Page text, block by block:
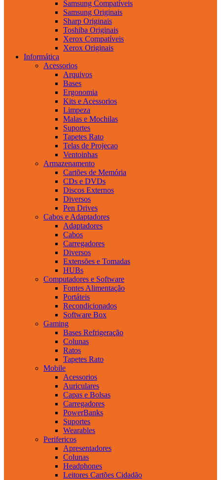
Samsung Compatíveis
Samsung Originais
Sharp Originais
Toshiba Originais
Xerox Compatíveis
Xerox Originais
Informática
Acessorios
Arquivos
Bases
Ergonomia
Kits e Acessorios
Limpeza
Malas e Mochilas
Suportes
Tapetes Rato
Telas de Projecao
Ventoinhas
Armazenamento
Cartões de Memória
CDs e DVDs
Discos Externos
Diversos
Pen Drives
Cabos e Adaptadores
Adaptadores
Cabos
Carregadores
Diversos
Extensões e Tomadas
HUBs
Computadores e Software
Fontes Alimentação
Portáteis
Recondicionados
Software Box
Gaming
Bases Refrigeração
Colunas
Ratos
Tapetes Rato
Mobile
Acessorios
Auriculares
Capas e Bolsas
Carregadores
PowerBanks
Suportes
Wearables
Perifericos
Apresentadores
Colunas
Headphones
Leitores Cartões Cidadão